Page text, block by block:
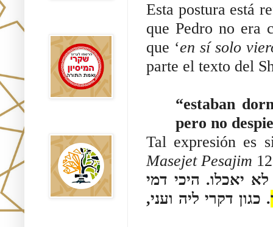
Esta postura está
que Pedro no era
que ‘en sí solo
parte el texto del
“estaban
pero no
Tal expresión es
Masejet Pesajim
יאכלו. היכי דמי
. כגון דקרי ליה ועני,